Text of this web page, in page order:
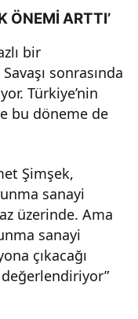
ÖNEMİ ARTTI’
bir
sonrasında
Türkiye’nin
bu döneme de
Şimşek,
sanayi
üzerinde. Ama
sanayi
çıkacağı